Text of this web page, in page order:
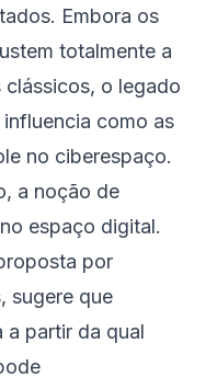
Embora os
totalmente a
o legado
como as
no ciberespaço.
a noção de
espaço digital.
por
sugere que
a partir da qual